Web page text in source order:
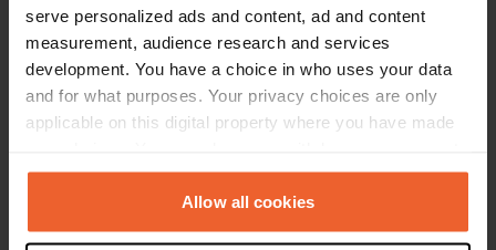
serve personalized ads and content, ad and content
measurement, audience research and services
development. You have a choice in who uses your data
and for what purposes. Your privacy choices are only
applicable on this digital property where you have made
any time from the Cookie Declaration or by clicking on
the Privacy trigger icon.Allow all cookies
una breve
Contatto